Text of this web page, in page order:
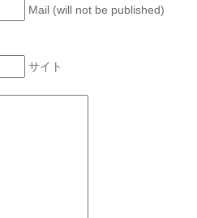
Mail (will not be published)
サイト